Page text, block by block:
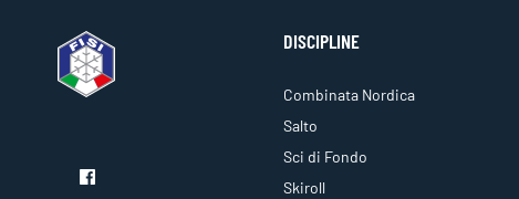
DISCIPLINE
Combinata Nordica
Salto
Sci di Fondo
Skiroll